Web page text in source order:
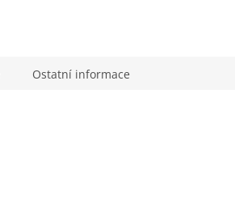
Ostatní informace